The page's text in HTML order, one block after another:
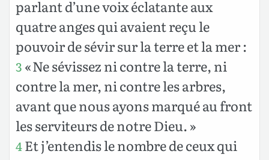
parlant d’une voix éclatante aux
quatre anges qui avaient reçu le
pouvoir de sévir sur la terre et la mer :
3 « Ne sévissez ni contre la terre, ni
contre la mer, ni contre les arbres,
avant que nous ayons marqué au front
les serviteurs de notre Dieu. »
4Et j’entendis le nombre de ceux qui